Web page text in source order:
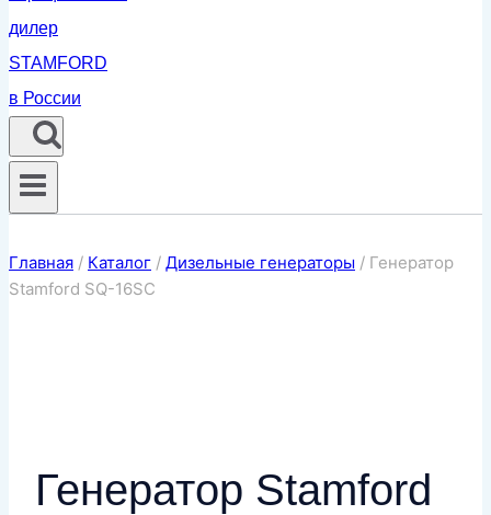
Главная / Каталог / Дизельные генераторы / Генератор
Stamford SQ-16SC
Генератор Stamford